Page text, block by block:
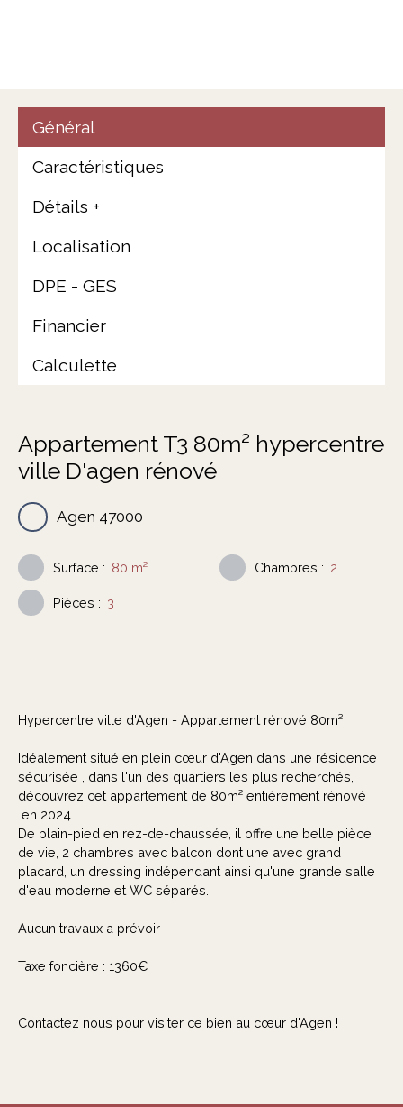
Général
Caractéristiques
Détails +
Localisation
DPE - GES
Financier
Calculette
Appartement T3 80m² hypercentre
ville D'agen rénové
Agen 47000
Surface : 80 m² Chambres : 2
Pièces : 3
Hypercentre ville d'Agen - Appartement rénové 80m²
Idéalement situé en plein cœur d'Agen dans une résidence
sécurisée , dans l'un des quartiers les plus recherchés,
découvrez cet appartement de 80m² entièrement rénové
en 2024.
De plain-pied en rez-de-chaussée, il offre une belle pièce
de vie, 2 chambres avec balcon dont une avec grand
placard, un dressing indépendant ainsi qu'une grande salle
d'eau moderne et WC séparés.
Aucun travaux a prévoir
Taxe foncière : 1360€
Contactez nous pour visiter ce bien au cœur d'Agen !